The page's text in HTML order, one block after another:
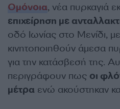
Ομόνοια, νέα πυρκαγιά
επιχείρηση με
οδό Ιωνίας στο Μενίδι,
κινητοποιηθούν άμεσα
για την κατάσβεσή της.
περιγράφουν πως οι
μέτρα ενώ ακούστηκαν